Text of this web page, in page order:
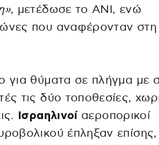
, μετέδωσε το ΑΝΙ, ενώ
που αναφέρονταν στη
για θύματα σε πλήγμα με
τις δύο τοποθεσίες,
Ισραηλινοί αεροπορικοί
έπληξαν επίσης,